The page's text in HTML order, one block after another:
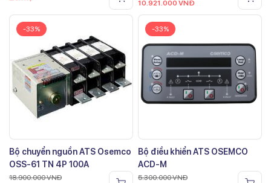
10.921.000 VNĐ
-33%
Bộ chuyển nguồn ATS Osemco
OSS-61 TN 4P 100A
18.900.000VNĐ
-33%
Bộ điều khiển ATS OSEMCO
ACD-M
5.300.000VNĐ